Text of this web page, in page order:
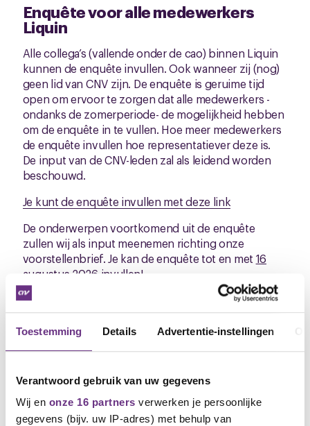
Toestemming Details Advertentie-instellingen
Verantwoord gebruik van uw gegevens
Wij en onze 16 partners verwerken je persoonlijke
gegevens (bijv. uw IP-adres) met behulp van
Enquête voor alle medewerkers
Liquin
Alle collega’s (vallende onder de cao) binnen Liquin
kunnen de enquête invullen. Ook wanneer zij (nog)
geen lid van CNV zijn. De enquête is geruime tijd
open om ervoor te zorgen dat alle medewerkers -
ondanks de zomerperiode- de mogelijkheid hebben
om de enquête in te vullen. Hoe meer medewerkers
de enquête invullen hoe representatiever deze is.
De input van de CNV-leden zal als leidend worden
beschouwd.
Je kunt de enquête invullen met deze link
De onderwerpen voortkomend uit de enquête
zullen wij als input meenemen richting onze
voorstellenbrief. Je kan de enquête tot en met 16
augustus 2026 invullen!
Ben je nog geen lid? Word dan nu lid!
Voor goede arbeidsvoorwaarden hebben we elkaar
nodig. Jouw steun is belangrijk om tot nieuwe cao te
collega’s lid zijn van CNV binnen Liquin en hoe
actiever zij zich inzetten, hoe sterker we samen
staan. Alleen op die manier versterken we onze